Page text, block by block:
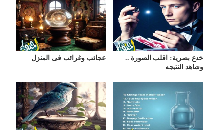
خدع بصرية: اقلب الصورة ..
وشاهد النتيجه
عجائب وغرائب فى المنزل